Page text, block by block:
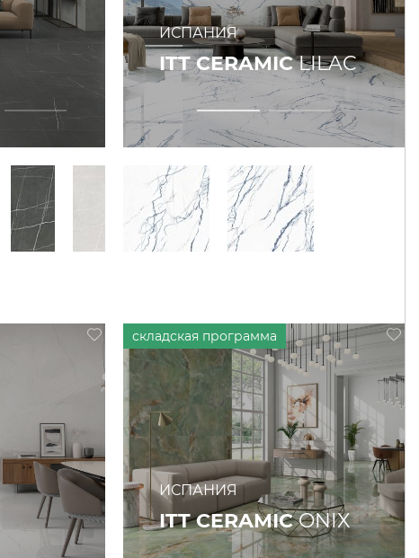
ИСПАНИЯ
ITT CERAMICLILAC
ИСПАНИЯ
ITT CERAMICONIX